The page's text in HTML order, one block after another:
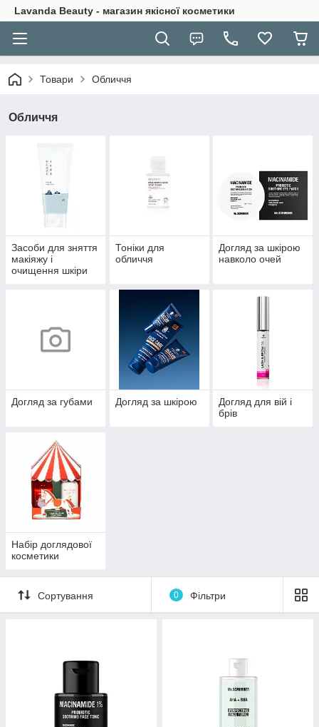
Lavanda Beauty - магазин якісної косметики
Товари Обличчя
Обличчя
Засоби для зняття
макіяжу і
очищення шкіри
Тоніки для
обличчя
Догляд за шкірою
навколо очей
Догляд за губами Догляд за шкірою
Догляд для вій і
брів
Набір доглядової
косметики
Сортування 0 Фільтри